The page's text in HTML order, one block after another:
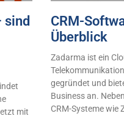
sind
mit
CRM-
Überblick
Zadarma ist ein
gegründet und
Business an.
CRM-Systeme wie